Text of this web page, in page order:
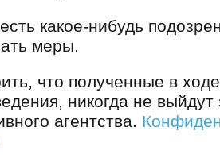
какое-нибудь
меры.
что полученные в
никогда не
агентства.